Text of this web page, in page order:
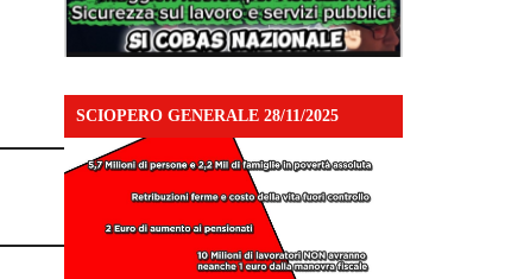
SCIOPERO GENERALE 28/11/2025